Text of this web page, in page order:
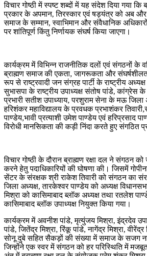
विचार गोष्ठी में स्पष्ट शब्दों में यह संदेश दिया गया कि
प्रकार के अपमान, तिरस्कार एवं षड्यंत्र को अब और
समाज के सम्मान, स्वाभिमान और संवैधानिक
पर शांतिपूर्ण किंतु निर्णायक संघर्ष किया जाएगा।
कार्यक्रम में विभिन्न राजनीतिक दलों एवं संगठनों के
ब्राह्मण समाज की एकता, जागरूकता और
रूप से राष्ट्रवादी जन संग्रह पार्टी के राष्ट्रीय
सुभासपा के राष्ट्रीय उपाध्यक्ष संतोष पांडे, कांग्रेस के
प्रभारी सतीश उपाध्याय, परशुराम सेना के मऊ
हरिशंकर महाविद्यालय के प्रवधक प्रभाशंकर
पाण्डेय,भावी प्रत्याशी उमेश पाण्डेय एवं हरिप्रसाद
विरोधी मानसिकता की कड़ी निंदा करते हुए संगठित
विचार गोष्ठी के दौरान ब्राह्मण रक्षा दल ने संगठन
करने हेतु पदाधिकारियों की घोषणा की। जिसमें
सेंटर के संरक्षक श्री राकेश तिवारी को संगठन का
जिला अध्यक्ष, तारकेश्वर पाण्डेय को अध्यक्ष
मिश्रा को कासिमाबाद ब्लॉक अध्यक्ष तथा रतलेश
कासिमाबाद ब्लॉक उपाध्यक्ष नियुक्त किया गया।
कार्यक्रम में अवनीश पांडे, मृत्युंजय मिश्रा, इंद्रदेव
पांडे, जितेंद्र मिश्रा, रिंकू पांडे, नागेंद्र मिश्रा, वीरेंद्र
सोनू दुबे सहित सैकड़ों की संख्या में समाज के सजग
जिन्होंने एक स्वर में संगठन को हर परिस्थिति में